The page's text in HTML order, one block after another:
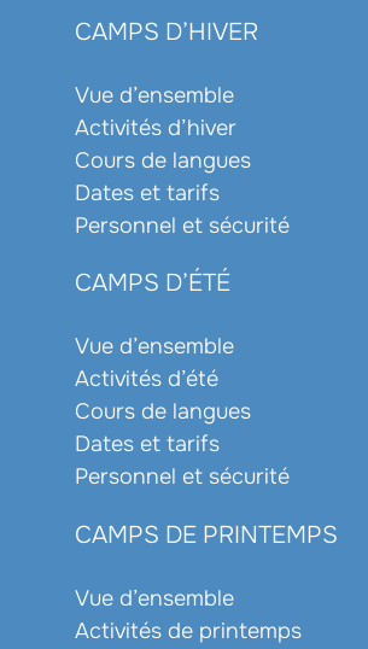
CAMPS D’HIVER
Vue d’ensemble
Activités d’hiver
Cours de langues
Dates et tarifs
Personnel et sécurité
CAMPS D’ÉTÉ
Vue d’ensemble
Activités d’été
Cours de langues
Dates et tarifs
Personnel et sécurité
CAMPS DE PRINTEMPS
Vue d’ensemble
Activités de printemps